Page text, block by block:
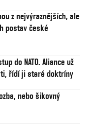
z nejvýraznějších, ale
postav české
do NATO. Aliance už
řídí ji staré doktríny
nebo šikovný